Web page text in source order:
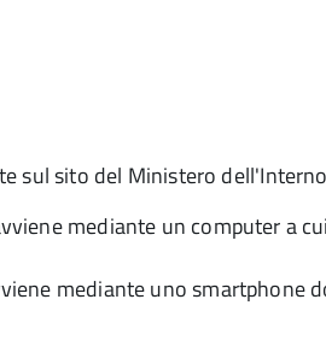
sul sito del Ministero dell'Interno
mediante un computer a
mediante uno smartphone